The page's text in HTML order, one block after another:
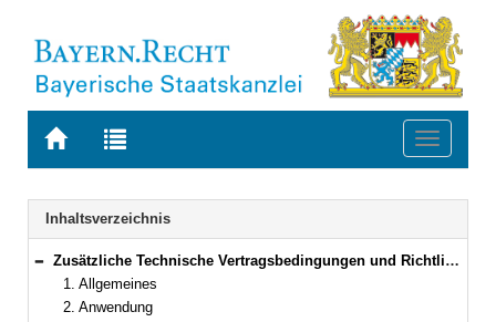
Zur
BAYERN.RECHT
Zur
letzten
Suche
Toggle
Navigation
Inhaltsverzeichnis
Bereich reduzieren
Zusätzliche Technische Vertragsbedingungen und Richtlinien für Erdarbeiten im Straßenbau, Ausgabe 2017, ZTV E-StB 17
1. Allgemeines
2. Anwendung